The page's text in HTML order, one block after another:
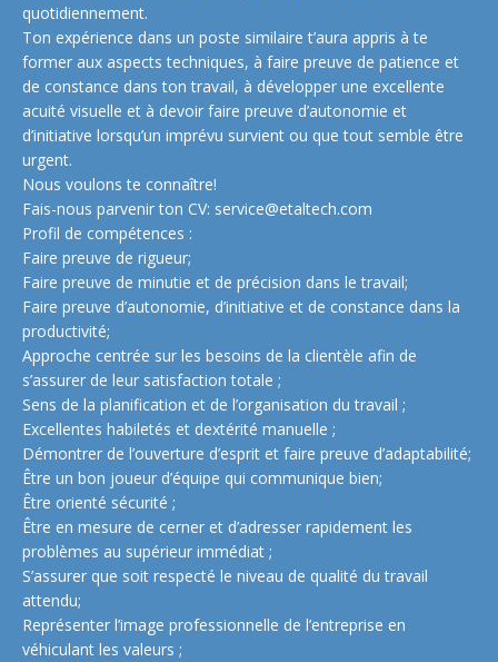
quotidiennement.
Ton expérience dans un poste similaire t’aura appris à te
former aux aspects techniques, à faire preuve de patience et
de constance dans ton travail, à développer une excellente
acuité visuelle et à devoir faire preuve d’autonomie et
d’initiative lorsqu’un imprévu survient ou que tout semble être
urgent.
Nous voulons te connaître!
Fais-nous parvenir ton CV: service@etaltech.com
Profil de compétences :
Faire preuve de rigueur;
Faire preuve de minutie et de précision dans le travail;
Faire preuve d’autonomie, d’initiative et de constance dans la
productivité;
Approche centrée sur les besoins de la clientèle afin de
s’assurer de leur satisfaction totale ;
Sens de la planification et de l’organisation du travail ;
Excellentes habiletés et dextérité manuelle ;
Démontrer de l’ouverture d’esprit et faire preuve d’adaptabilité;
Être un bon joueur d’équipe qui communique bien;
Être orienté sécurité ;
Être en mesure de cerner et d’adresser rapidement les
problèmes au supérieur immédiat ;
S’assurer que soit respecté le niveau de qualité du travail
attendu;
Représenter l’image professionnelle de l’entreprise en
véhiculant les valeurs ;